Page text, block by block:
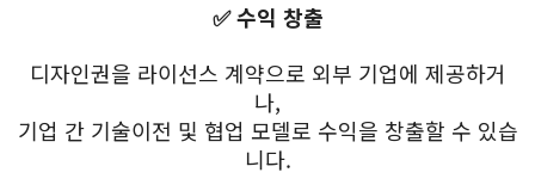
✅ 수익 창출
디자인권을 라이선스 계약으로 외부 기업에 제공하거
나,
기업 간 기술이전 및 협업 모델로 수익을 창출할 수 있습
니다.